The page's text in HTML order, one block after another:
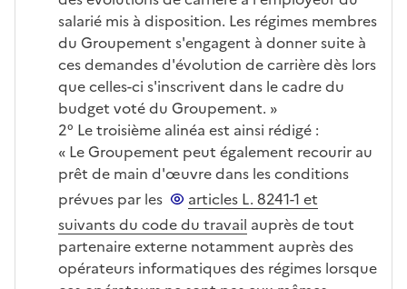
salarié mis à disposition. Les régimes membres
du Groupement s'engagent à donner suite à
ces demandes d'évolution de carrière dès lors
que celles-ci s'inscrivent dans le cadre du
budget voté du Groupement. »
2° Le troisième alinéa est ainsi rédigé :
« Le Groupement peut également recourir au
prêt de main d'œuvre dans les conditions
prévues par les
articles L. 8241-1 et
suivants du code du travail auprès de tout
partenaire externe notamment auprès des
opérateurs informatiques des régimes lorsque